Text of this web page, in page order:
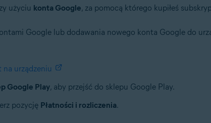
użyciu konta Google, za pomocą którego kupiłeś
Google lub dodawania nowego konta Google do
urządzeniu
Google Play, aby przejść do sklepu Google Play.
pozycję Płatności i rozliczenia.